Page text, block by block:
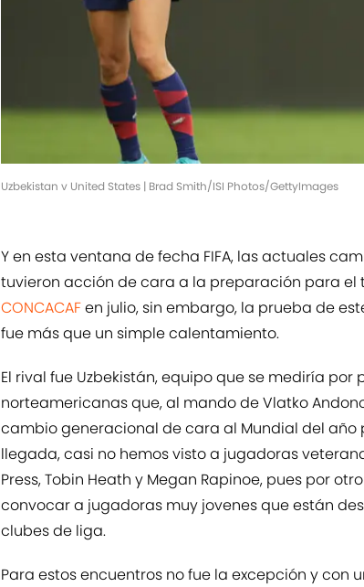
Uzbekistan v United States | Brad Smith/ISI Photos/GettyImages
Y en esta ventana de fecha FIFA, las actuales
tuvieron acción de cara a la preparación para el
CONCACAFen julio, sin embargo, la prueba de
fue más que un simple calentamiento.
El rival fue Uzbekistán, equipo que se mediría por
norteamericanas que, al mando de Vlatko
cambio generacional de cara al Mundial del año
llegada, casi no hemos visto a jugadoras
Press, Tobin Heath y Megan Rapinoe, pues por
convocar a jugadoras muy jovenes que están
clubes de liga.
Para estos encuentros no fue la excepción y con